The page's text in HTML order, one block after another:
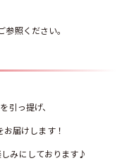
参照ください。
引っ提げ、
届けします！
みにしております♪